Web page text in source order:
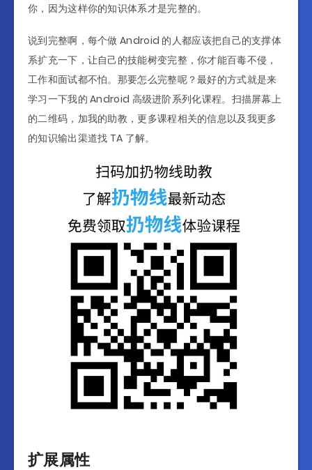
你，因为这样你的知识体系才是完整的。
说到完整啊，每个做 Android 的人都应该把自己的支撑体
系扩充一下，让自己的技能树变完整，你才能百毒不侵，
工作和面试都不怕。那要怎么完整呢？最好的方式就是来
学习一下我的 Android 高级进阶系列化课程。扫描屏幕上
的二维码，加我的助教，更多课程相关的信息以及我更多
的知识输出渠道找 TA 了解。
扩展属性